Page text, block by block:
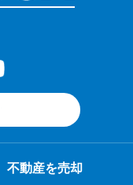
不動産を売却